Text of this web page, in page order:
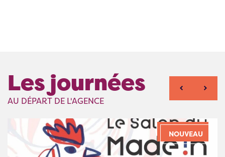
Les journées
AU DÉPART DE L'AGENCE
NOUVEAU